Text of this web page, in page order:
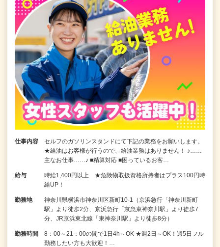
仕事内容
セルフのガソリンスタンドにて下記の業務をお願いします。
★給油はお客様が行うので、給油業務はありません！ ♪……
主なお仕事……♪ ■精算対応 ■困っているお客…
給与
時給1,400円以上 ★危険物取扱資格所持者はプラス100円時
給UP！
勤務地
神奈川県横浜市神奈川区新町10-1（京浜急行「神奈川新町
駅」より徒歩2分、京浜急行「京急東神奈川駅」より徒歩7
分、JR京浜東北線「東神奈川駅」より徒歩8分）
勤務時間
8：00～21：00の間で1日4h～OK ★週2日～OK！週5日フル
勤務したい方も大歓迎！…